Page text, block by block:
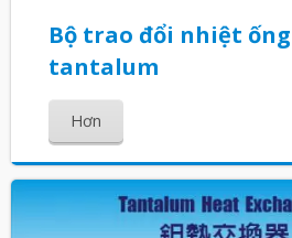
Bộ trao đổi nhiệt
tantalum
Hơn